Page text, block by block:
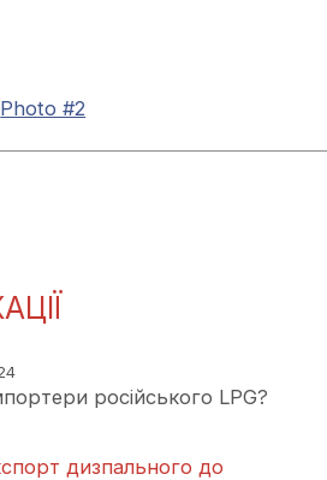
російського LPG?
дизпального до